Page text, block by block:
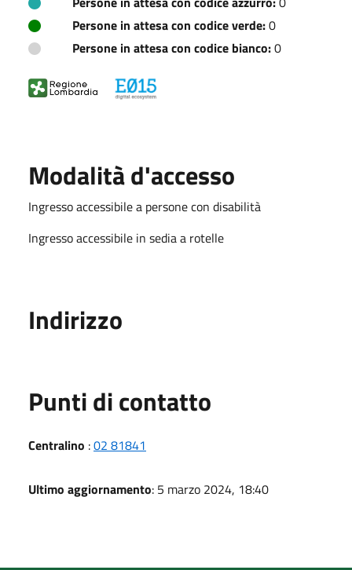
Persone in attesa con codice verde:0
Persone in attesa con codice bianco:0
Modalità d'accesso
Ingresso accessibile a persone con disabilità
Ingresso accessibile in sedia a rotelle
Indirizzo
Punti di contatto
Centralino :02 81841
Ultimo aggiornamento: 5 marzo 2024, 18:40